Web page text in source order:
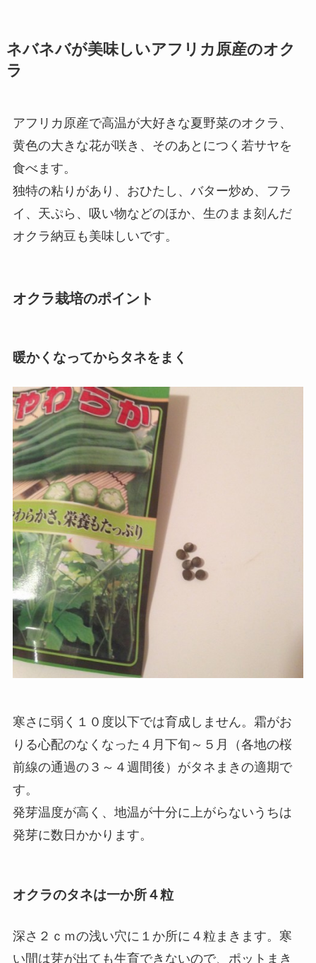
ネバネバが美味しいアフリカ原産のオク
ラ
アフリカ原産で高温が大好きな夏野菜のオクラ、
黄色の大きな花が咲き、そのあとにつく若サヤを
食べます。
独特の粘りがあり、おひたし、バター炒め、フラ
イ、天ぷら、吸い物などのほか、生のまま刻んだ
オクラ納豆も美味しいです。
オクラ栽培のポイント
暖かくなってからタネをまく
寒さに弱く１０度以下では育成しません。霜がお
りる心配のなくなった４月下旬～５月（各地の桜
前線の通過の３～４週間後）がタネまきの適期で
す。
発芽温度が高く、地温が十分に上がらないうちは
発芽に数日かかります。
オクラのタネは一か所４粒
深さ２ｃｍの浅い穴に１か所に４粒まきます。寒
い間は芽が出ても生育できないので、ポットまき